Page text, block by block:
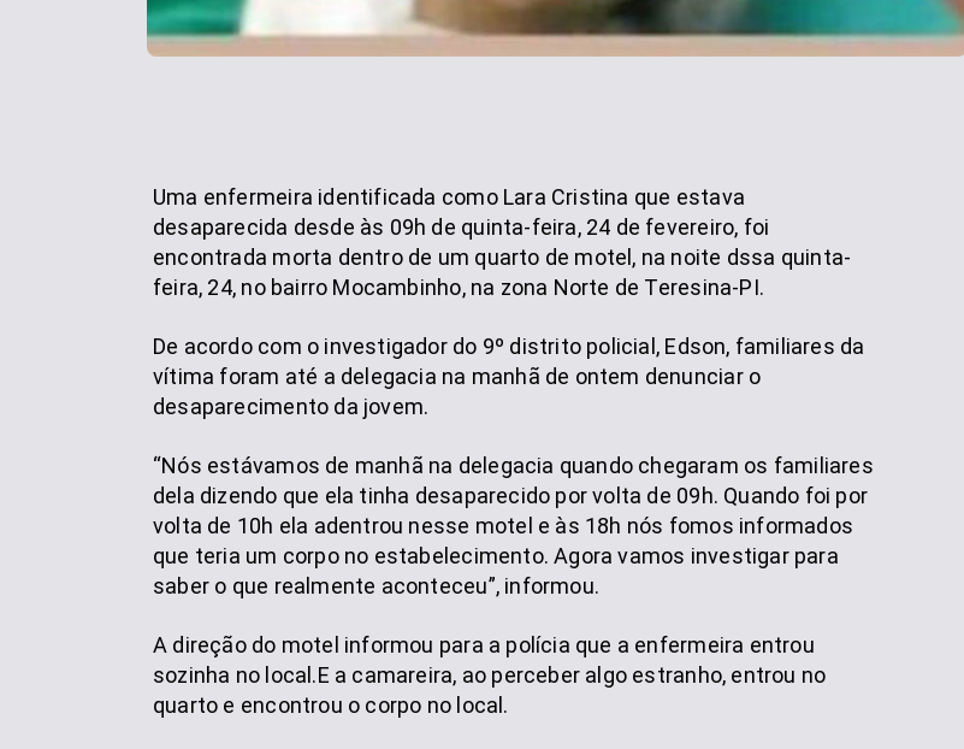
Uma enfermeira identificada como Lara Cristina que estava
desaparecida desde às 09h de quinta-feira, 24 de fevereiro, foi
encontrada morta dentro de um quarto de motel, na noite dssa quinta-
feira, 24, no bairro Mocambinho, na zona Norte de Teresina-PI.
De acordo com o investigador do 9º distrito policial, Edson, familiares da
vítima foram até a delegacia na manhã de ontem denunciar o
desaparecimento da jovem.
“Nós estávamos de manhã na delegacia quando chegaram os familiares
dela dizendo que ela tinha desaparecido por volta de 09h. Quando foi por
volta de 10h ela adentrou nesse motel e às 18h nós fomos informados
que teria um corpo no estabelecimento. Agora vamos investigar para
saber o que realmente aconteceu”, informou.
A direção do motel informou para a polícia que a enfermeira entrou
sozinha no local.E a camareira, ao perceber algo estranho, entrou no
quarto e encontrou o corpo no local.